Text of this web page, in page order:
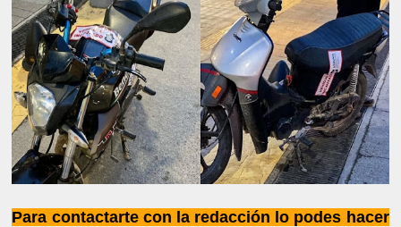
Para contactarte con la redacción lo podes hacer